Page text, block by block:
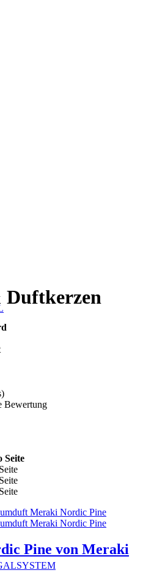
Bewertung
Seite
Pine von Meraki